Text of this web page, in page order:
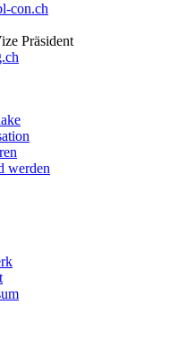
con.ch
Präsident
werden